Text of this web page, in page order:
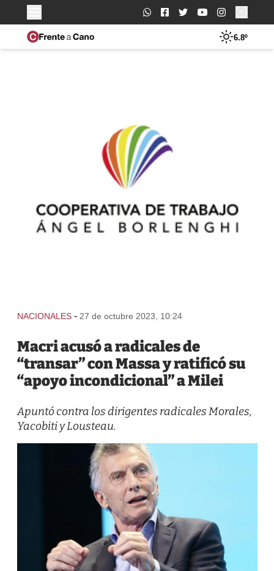
Buscar:
6.8º
NACIONALES - 27 de octubre 2023, 10:24
Macri acusó a radicales de
“transar” con Massa y ratificó su
“apoyo incondicional” a Milei
Apuntó contra los dirigentes radicales Morales,
Yacobiti y Lousteau.